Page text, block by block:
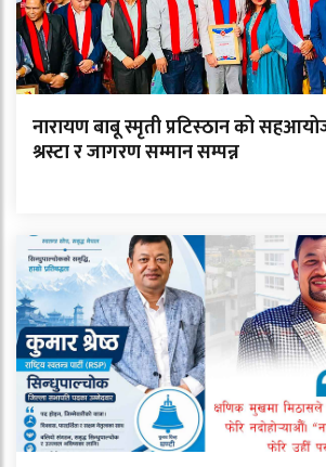
नारायण बाबू स्मृती प्रटिस्ठान को
श्रस्टा र जागरण सम्मान सम्पन्न